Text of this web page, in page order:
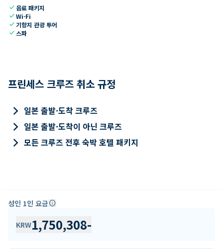
check 음료 패키지
checkWi-Fi
check 기항지 관광 투어
check 스파
프린세스 크루즈 취소 규정
keyboard_arrow_right 일본 출발·도착 크루즈
keyboard_arrow_right 일본 출발·도착이 아닌 크루즈
keyboard_arrow_right 모든 크루즈 전후 숙박 호텔 패키지
성인 1인 요금info
KRW1,750,308-